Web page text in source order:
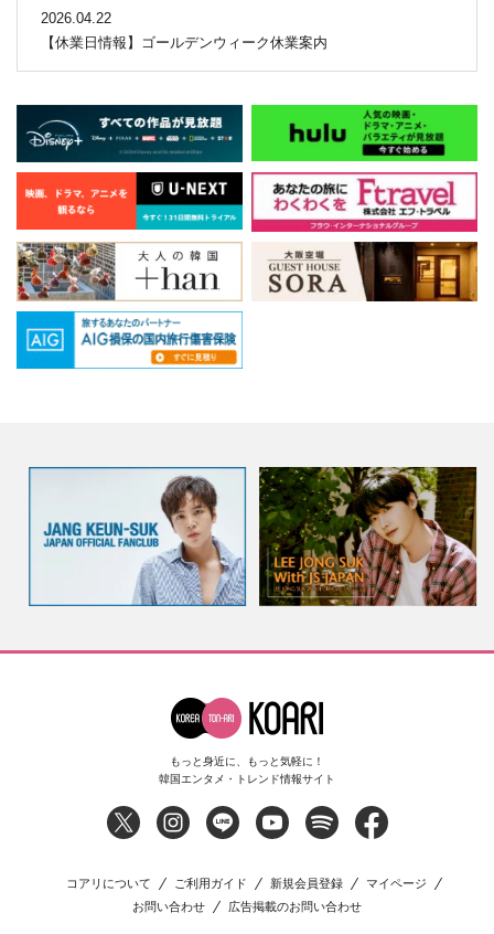
2026.04.22
【休業日情報】ゴールデンウィーク休業案内
もっと身近に、もっと気軽に！
韓国エンタメ・トレンド情報サイト
コアリについて ご利用ガイド 新規会員登録
マイページ
お問い合わせ
広告掲載のお問い合わせ